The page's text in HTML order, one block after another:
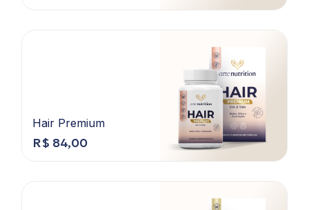
Hair Premium
R$ 84,00